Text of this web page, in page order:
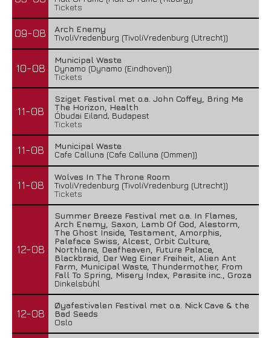
Tickets
09-08
Arch Enemy
TivoliVredenburg (TivoliVredenburg (Utrecht))
10-08
Municipal Waste
Dynamo (Dynamo (Eindhoven))
Tickets
11-08
Sziget Festival met o.a. John Coffey, Bring Me
The Horizon, Health
Óbudai Eiland, Budapest
Tickets
11-08
Municipal Waste
Cafe Calluna (Cafe Calluna (Ommen))
11-08
Wolves In The Throne Room
TivoliVredenburg (TivoliVredenburg (Utrecht))
Tickets
12-08
Summer Breeze Festival met o.a. In Flames,
Arch Enemy, Saxon, Lamb Of God, Alestorm,
The Ghost Inside, Testament, Amorphis,
Paleface Swiss, Alcest, Orbit Culture,
Northlane, Deafheaven, Future Palace,
Blackbraid, Der Weg Einer Freiheit, Alien Ant
Farm, Municipal Waste, Thundermother, From
Fall To Spring, Misery Index, Parasite inc., Groza
Dinkelsbühl
12-08
Øyafestivalen Festival met o.a. Nick Cave & the
Bad Seeds
Oslo